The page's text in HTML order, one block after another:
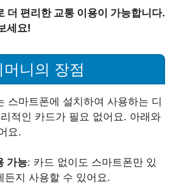
더 편리한 교통 이용이 가능합니다.
세요!
머니의 장점
스마트폰에 설치하여 사용하는 디
적인 카드가 필요 없어요. 아래와
요.
가능: 카드 없이도 스마트폰만 있
든지 사용할 수 있어요.